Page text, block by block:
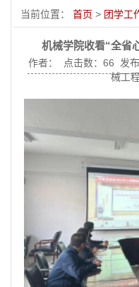
当前位置： 首页 > 团学工
机械学院收看“全省
作者： 点击数： 66 发
械工